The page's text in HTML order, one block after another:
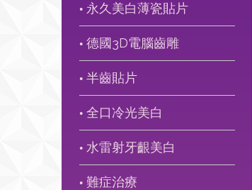
● 永久美白薄瓷貼片
● 德國3D電腦齒雕
● 半齒貼片
● 全口冷光美白
● 水雷射牙齦美白
● 難症治療